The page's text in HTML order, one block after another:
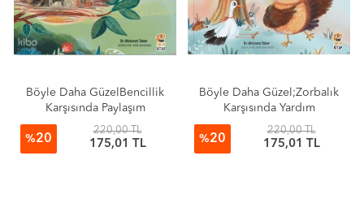
Böyle Daha GüzelBencillik
Karşısında Paylaşım
%20
220,00 TL
175,01 TL
Böyle Daha Güzel;Zorbalık
Karşısında Yardım
%20
220,00 TL
175,01 TL